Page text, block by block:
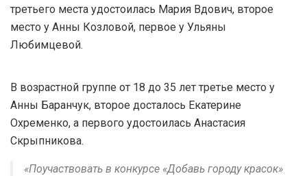
третьего места удостоилась Мария Вдович, второе
место у Анны Козловой, первое у Ульяны
Любимцевой.
В возрастной группе от 18 до 35 лет третье место у
Анны Баранчук, второе досталось Екатерине
Охременко, а первого удостоилась Анастасия
Скрыпникова.
«Поучаствовать в конкурсе «Добавь городу красок»